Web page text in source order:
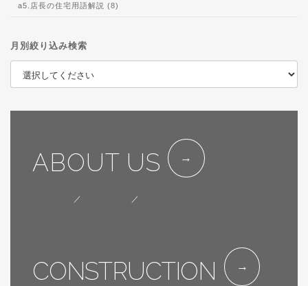
a5.店長の住宅用語解説 (8)
月別絞り込み検索
ABOUT US
／ ／
CONSTRUCTION